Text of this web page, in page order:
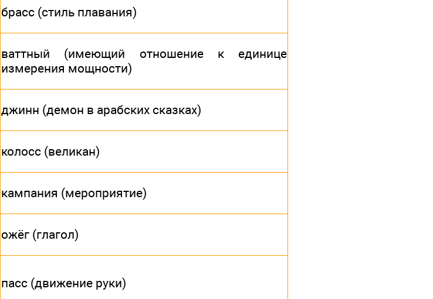
брасс (стиль плавания)
ваттный (имеющий отношение к единице
измерения мощности)
джинн (демон в арабских сказках)
колосс (великан)
кампания (мероприятие)
ожёг (глагол)
пасс (движение руки)